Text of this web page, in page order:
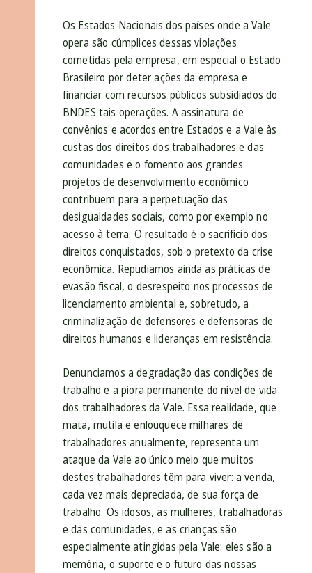
Os Estados Nacionais dos países onde a Vale
opera são cúmplices dessas violações
cometidas pela empresa, em especial o Estado
Brasileiro por deter ações da empresa e
financiar com recursos públicos subsidiados do
BNDES tais operações. A assinatura de
convênios e acordos entre Estados e a Vale às
custas dos direitos dos trabalhadores e das
comunidades e o fomento aos grandes
projetos de desenvolvimento econômico
contribuem para a perpetuação das
desigualdades sociais, como por exemplo no
acesso à terra. O resultado é o sacrifício dos
direitos conquistados, sob o pretexto da crise
econômica. Repudiamos ainda as práticas de
evasão fiscal, o desrespeito nos processos de
licenciamento ambiental e, sobretudo, a
criminalização de defensores e defensoras de
direitos humanos e lideranças em resistência.
Denunciamos a degradação das condições de
trabalho e a piora permanente do nível de vida
dos trabalhadores da Vale. Essa realidade, que
mata, mutila e enlouquece milhares de
trabalhadores anualmente, representa um
ataque da Vale ao único meio que muitos
destes trabalhadores têm para viver: a venda,
cada vez mais depreciada, de sua força de
trabalho. Os idosos, as mulheres, trabalhadoras
e das comunidades, e as crianças são
especialmente atingidas pela Vale: eles são a
memória, o suporte e o futuro das nossas